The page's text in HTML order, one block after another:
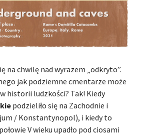
na chwilę nad wyrazem „odkryto”.
jak podziemne cmentarze może
historii ludzkości? Tak! Kiedy
podzieliło się na Zachodnie i
/ Konstantynopol), i kiedy to
V wieku upadło pod ciosami